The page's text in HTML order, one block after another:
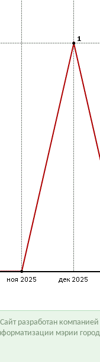
разработан компанией
мэрии